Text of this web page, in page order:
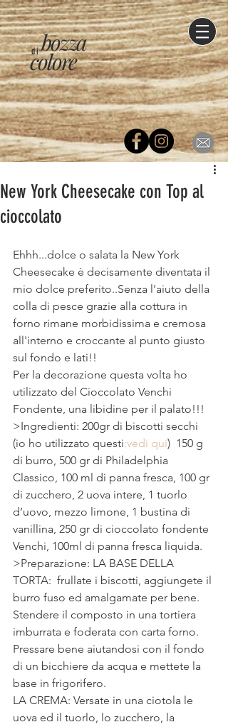
di
colore
bozza
New York Cheesecake con Top al
cioccolato
Ehhh...dolce o salata la New York
Cheesecake è decisamente diventata il
mio dolce preferito..Senza l'aiuto della
colla di pesce grazie alla cottura in
forno rimane morbidissima e cremosa
all'interno e croccante al punto giusto
sul fondo e lati!!
Per la decorazione questa volta ho
utilizzato del Cioccolato Venchi
Fondente, una libidine per il palato!!!
>Ingredienti: 200gr di biscotti secchi
(io ho utilizzato questi:vedi qui)  150 g
di burro, 500 gr di Philadelphia
Classico, 100 ml di panna fresca, 100 gr
di zucchero, 2 uova intere, 1 tuorlo
d’uovo, mezzo limone, 1 bustina di
vanillina, 250 gr di cioccolato fondente
Venchi, 100ml di panna fresca liquida.
>Preparazione: LA BASE DELLA
TORTA:  frullate i biscotti, aggiungete il
burro fuso ed amalgamate per bene.
Stendere il composto in una tortiera
imburrata e foderata con carta forno.
Pressare bene aiutandosi con il fondo
di un bicchiere da acqua e mettete la
base in frigorifero.
LA CREMA: Versate in una ciotola le
uova ed il tuorlo, lo zucchero, la